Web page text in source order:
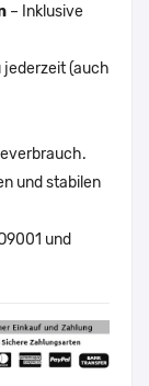
– Inklusive
jederzeit (auch
und stabilen
und